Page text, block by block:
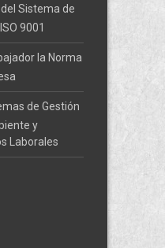
Sistema de
9001
la Norma
de Gestión
y
Laborales